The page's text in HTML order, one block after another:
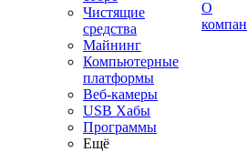
Чистящие
средства
Майнинг
Компьютерные
платформы
Веб-камеры
USB Хабы
Программы
Ещё
О